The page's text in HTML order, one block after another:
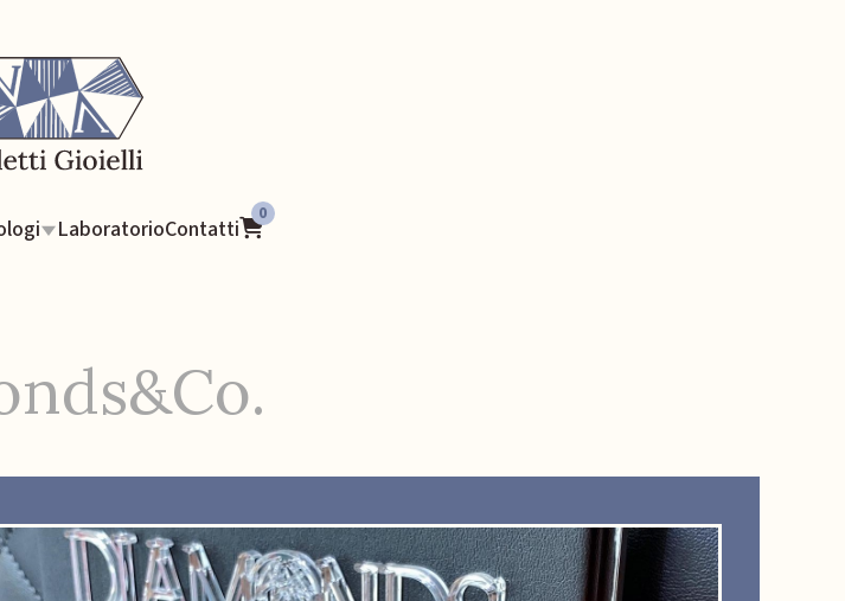
LaboratorioContatti
0